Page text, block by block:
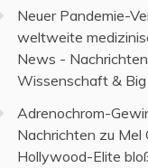
Neuer Pandemie-
weltweite
News - Nachrichten
Wissenschaft &
Adrenochrom-
Nachrichten zu Mel
Hollywood-Elite